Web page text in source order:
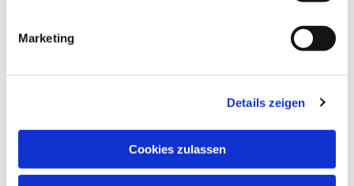
Marketing
Details zeigen
Cookies zulassen
45772 Marl
02365 - 96 03 0
Mo., Di., Do. u. Fr.: